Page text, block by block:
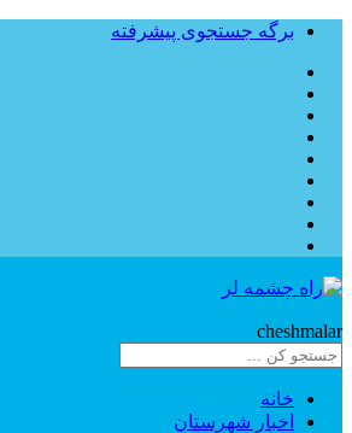
برگه جستجوی پیشرفته
cheshmalar
خانه
اخبار شهرستان